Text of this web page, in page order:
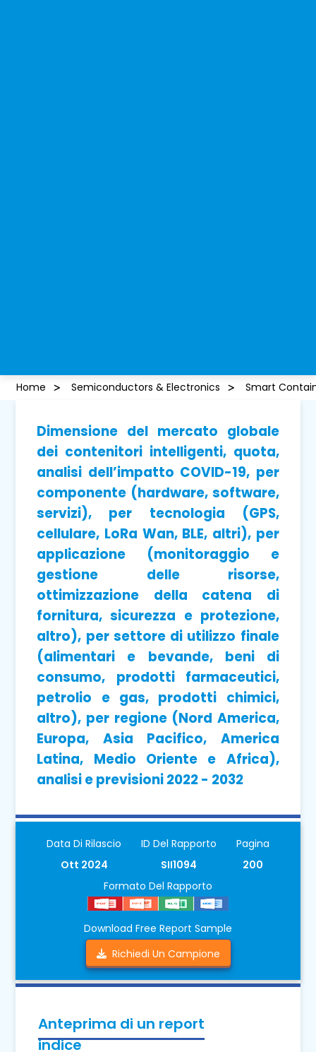
Home Semiconductors & Electronics Smart
Dimensione del mercato globale
dei contenitori intelligenti, quota,
analisi dell’impatto COVID-19, per
componente (hardware, software,
servizi), per tecnologia (GPS,
cellulare, LoRa Wan, BLE, altri), per
applicazione (monitoraggio e
gestione delle risorse,
ottimizzazione della catena di
fornitura, sicurezza e protezione,
altro), per settore di utilizzo finale
(alimentari e bevande, beni di
consumo, prodotti farmaceutici,
petrolio e gas, prodotti chimici,
altro), per regione (Nord America,
Europa, Asia Pacifico, America
Latina, Medio Oriente e Africa),
analisi e previsioni 2022 - 2032
Data Di Rilascio
Ott 2024
ID Del Rapporto
SII1094
Pagina
200
Formato Del Rapporto
Download Free Report Sample
Richiedi Un Campione
Anteprima di un report
indice